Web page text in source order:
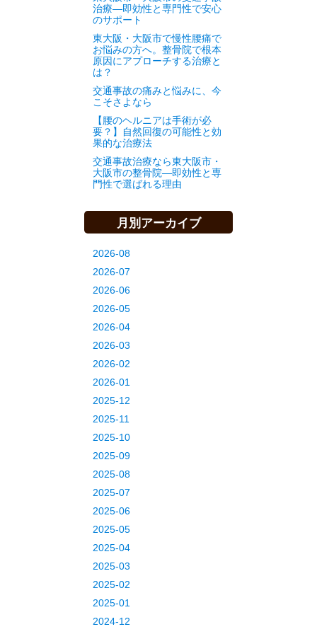
治療—即効性と専門性で安心
のサポート
東大阪・大阪市で慢性腰痛で
お悩みの方へ。整骨院で根本
原因にアプローチする治療と
は？
交通事故の痛みと悩みに、今
こそさよなら
【腰のヘルニアは手術が必
要？】自然回復の可能性と効
果的な治療法
交通事故治療なら東大阪市・
大阪市の整骨院—即効性と専
門性で選ばれる理由
月別アーカイブ
2026-08
2026-07
2026-06
2026-05
2026-04
2026-03
2026-02
2026-01
2025-12
2025-11
2025-10
2025-09
2025-08
2025-07
2025-06
2025-05
2025-04
2025-03
2025-02
2025-01
2024-12